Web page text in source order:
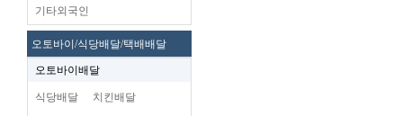
기타외국인
오토바이/식당배달/택배배달
오토바이배달
식당배달 치킨배달